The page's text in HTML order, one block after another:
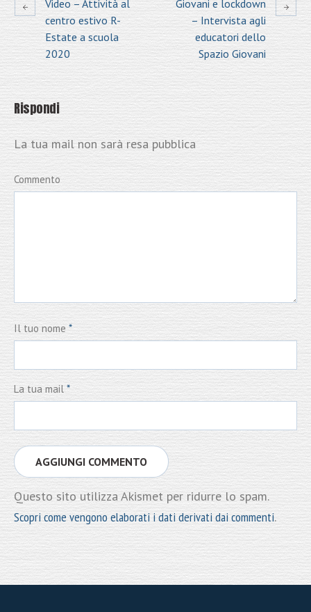
Video – Attività al
centro estivo R-
Estate a scuola
2020
Giovani e lockdown
– Intervista agli
educatori dello
Spazio Giovani
Rispondi
La tua mail non sarà resa pubblica
Commento
Il tuo nome *
La tua mail *
Questo sito utilizza Akismet per ridurre lo spam.
Scopri come vengono elaborati i dati derivati dai commenti.